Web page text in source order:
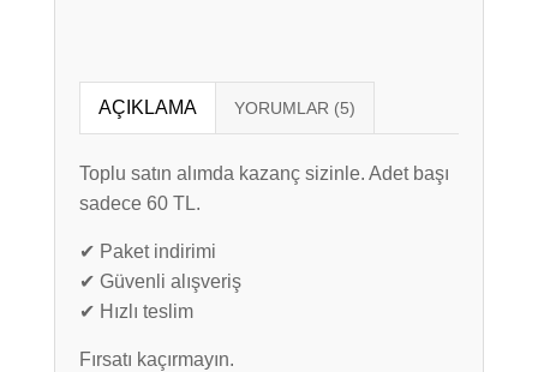
AÇIKLAMA
Toplu satın alımda kazanç sizinle. Adet başı
sadece 60 TL.
✔ Paket indirimi
✔ Güvenli alışveriş
✔ Hızlı teslim
Fırsatı kaçırmayın.